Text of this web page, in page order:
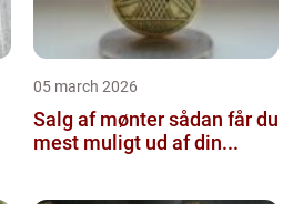
05 march 2026
Salg af mønter sådan får du
mest muligt ud af din...